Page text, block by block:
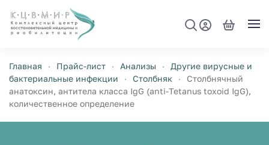
Перейти к содержимому
Главная Прайс-лист Анализы
Другие вирусные и
бактериальные инфекции
Столбняк
Столбнячный
анатоксин, антитела класса IgG (аnti-Tetanus toxoid IgG),
количественное определение